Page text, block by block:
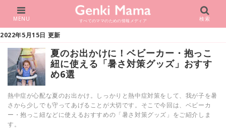
すべてのママのための情報メディア
MENU 検索
2022年5月15日 更新
夏のお出かけに！ベビーカー・抱っこ
紐に使える「暑さ対策グッズ」おすす
め6選
熱中症が心配な夏のお出かけ。しっかりと熱中症対策をして、我が子を暑
さから少しでも守ってあげることが大切です。そこで今回は、ベビーカ
ー・抱っこ紐などに使えるおすすめの「暑さ対策グッズ」をご紹介しま
す。